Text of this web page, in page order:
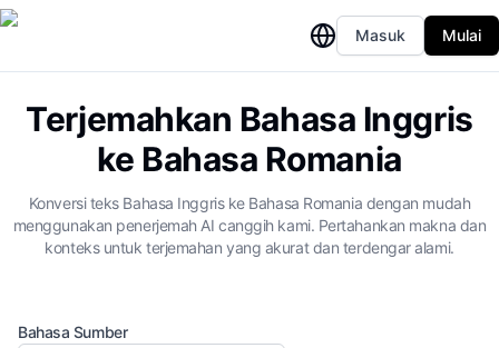
Masuk Mulai
Terjemahkan Bahasa Inggris
ke Bahasa Romania
Konversi teks Bahasa Inggris ke Bahasa Romania dengan mudah
menggunakan penerjemah AI canggih kami. Pertahankan makna dan
konteks untuk terjemahan yang akurat dan terdengar alami.
Bahasa Sumber